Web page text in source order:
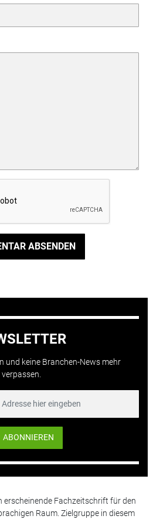
ABSENDEN
und keine Branchen-News mehr
verpassen.
ABONNIEREN
Fachzeitschrift für den
Raum. Zielgruppe in diesem